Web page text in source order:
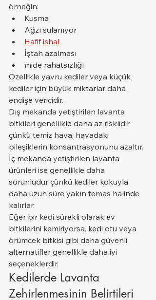
örneğin:
Kusma
Ağzı sulanıyor
Hafif ishal
İştah azalması
mide rahatsızlığı
Özellikle yavru kediler veya küçük
kediler için büyük miktarlar daha
endişe vericidir.
Dış mekanda yetiştirilen lavanta
bitkileri genellikle daha az risklidir
çünkü temiz hava, havadaki
bileşiklerin konsantrasyonunu azaltır.
İç mekanda yetiştirilen lavanta
ürünleri ise genellikle daha
sorunludur çünkü kediler kokuyla
daha uzun süre yakın temas halinde
kalırlar.
Eğer bir kedi sürekli olarak ev
bitkilerini kemiriyorsa, kedi otu veya
örümcek bitkisi gibi daha güvenli
alternatifler genellikle daha iyi
seçeneklerdir.
Kedilerde Lavanta
Zehirlenmesinin Belirtileri